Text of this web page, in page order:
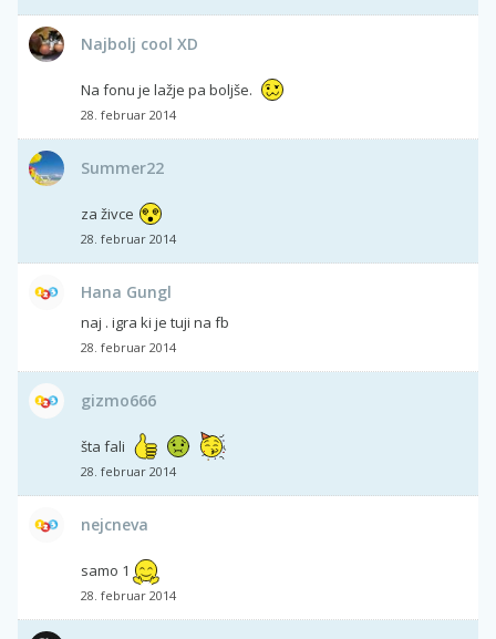
Najbolj cool XD
Na fonu je lažje pa boljše.
28. februar 2014
Summer22
za živce
28. februar 2014
Hana Gungl
naj . igra ki je tuji na fb
28. februar 2014
gizmo666
šta fali
28. februar 2014
nejcneva
samo 1
28. februar 2014